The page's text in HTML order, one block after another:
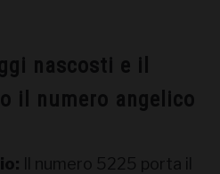
nascosti e il
il numero angelico
Il numero 5225 porta il